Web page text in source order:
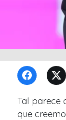
Tal parece
que